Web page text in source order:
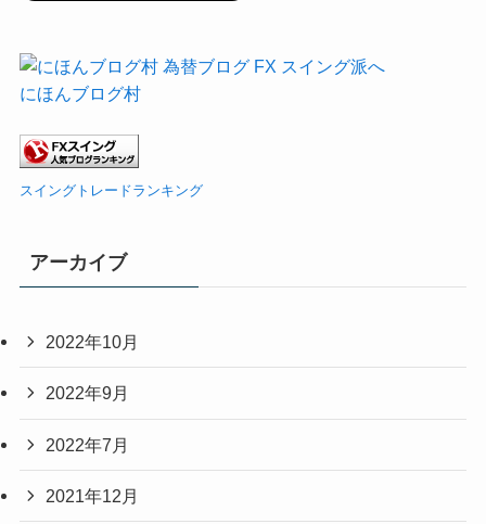
にほんブログ村
スイングトレードランキング
アーカイブ
2022年10月
2022年9月
2022年7月
2021年12月